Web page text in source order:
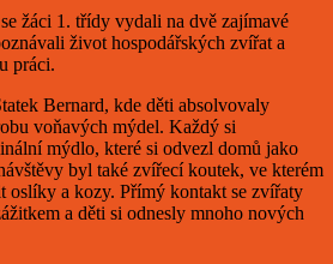
žáci 1. třídy vydali na dvě zajímavé
život hospodářských zvířat a
práci.
Bernard, kde děti absolvovaly
voňavých mýdel. Každý si
mýdlo, které si odvezl domů jako
byl také zvířecí koutek, ve kterém
oslíky a kozy. Přímý kontakt se zvířaty
a děti si odnesly mnoho nových